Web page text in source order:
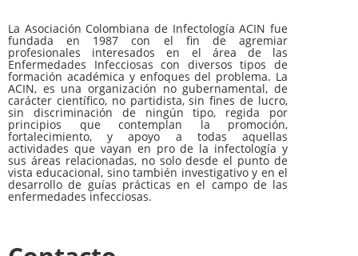
La Asociación Colombiana de Infectología ACIN fue
fundada en 1987 con el fin de agremiar
profesionales interesados en el área de las
Enfermedades Infecciosas con diversos tipos de
formación académica y enfoques del problema. La
ACIN, es una organización no gubernamental, de
carácter científico, no partidista, sin fines de lucro,
sin discriminación de ningún tipo, regida por
principios que contemplan la promoción,
fortalecimiento, y apoyo a todas aquellas
actividades que vayan en pro de la infectología y
sus áreas relacionadas, no solo desde el punto de
vista educacional, sino también investigativo y en el
desarrollo de guías prácticas en el campo de las
enfermedades infecciosas.